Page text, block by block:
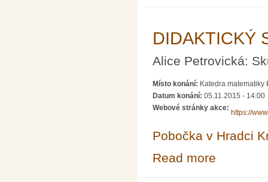
DIDAKTICKÝ
Alice Petrovická:
Místo konání: Katedra
Datum konání: 05.11.2015 - 14:00
Webové stránky akce:
https://
Pobočka v Hradci
Read more